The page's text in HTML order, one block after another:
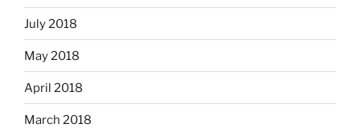
July 2018
May 2018
April 2018
March 2018